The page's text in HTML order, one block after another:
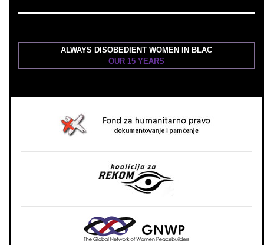
ALWAYS DISOBEDIENT WOMEN IN BLAC
OUR 15 YEARS